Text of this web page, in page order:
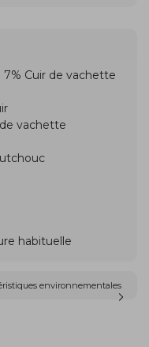
7% Cuir de vachette
vachette
habituelle
environnementales